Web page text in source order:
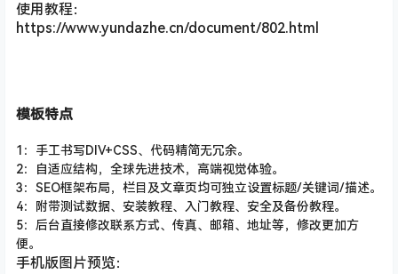
使用教程：
https://www.yundazhe.cn/document/802.html
模板特点
1：手工书写DIV+CSS、代码精简无冗余。
2：自适应结构，全球先进技术，高端视觉体验。
3：SEO框架布局，栏目及文章页均可独立设置标题/关键词/描述。
4：附带测试数据、安装教程、入门教程、安全及备份教程。
5：后台直接修改联系方式、传真、邮箱、地址等，修改更加方
便。
手机版图片预览：